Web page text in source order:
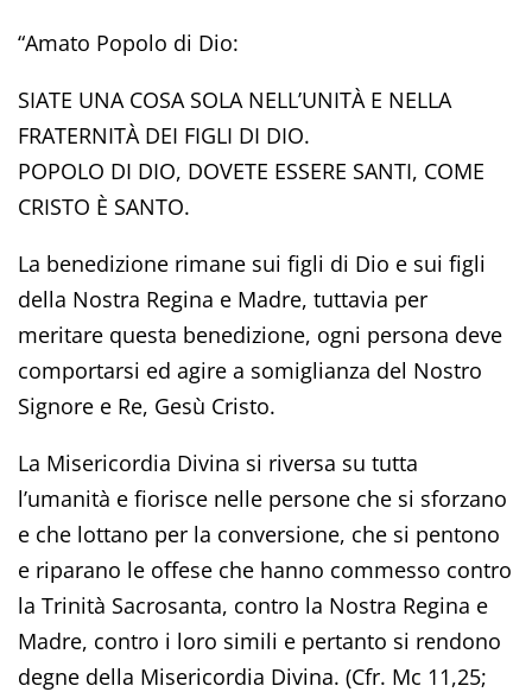
“Amato Popolo di Dio:
SIATE UNA COSA SOLA NELL’UNITÀ E NELLA
FRATERNITÀ DEI FIGLI DI DIO.
POPOLO DI DIO, DOVETE ESSERE SANTI, COME
CRISTO È SANTO.
La benedizione rimane sui figli di Dio e sui figli
della Nostra Regina e Madre, tuttavia per
meritare questa benedizione, ogni persona deve
comportarsi ed agire a somiglianza del Nostro
Signore e Re, Gesù Cristo.
La Misericordia Divina si riversa su tutta
l’umanità e fiorisce nelle persone che si sforzano
e che lottano per la conversione, che si pentono
e riparano le offese che hanno commesso contro
la Trinità Sacrosanta, contro la Nostra Regina e
Madre, contro i loro simili e pertanto si rendono
degne della Misericordia Divina. (Cfr. Mc 11,25;